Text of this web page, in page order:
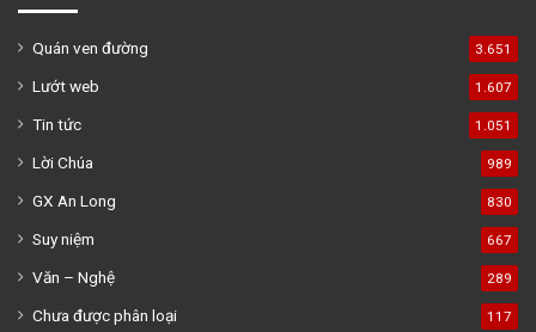
Quán ven đường 3.651
Lướt web 1.607
Tin tức 1.051
Lời Chúa 989
GX An Long 830
Suy niệm 667
Văn – Nghệ 289
Chưa được phân loại 117